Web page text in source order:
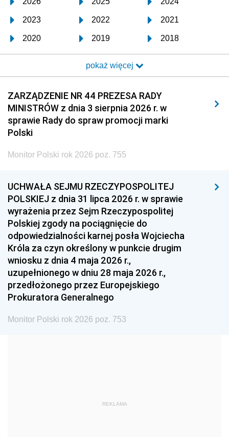
2023 2022 2021
2020 2019 2018
2017 2016 2015
2014 2013 2012
2011 2010 2009
2008 2007 2006
2005
1996 1995 1994
1993 1992 1991
1990 1989
1987 1986 1985
1984 1983
1981 1980 1979
1978 1977
1975 1974
1959
pokaż więcej
ZARZĄDZENIE NR 44 PREZESA RADY
MINISTRÓW z dnia 3 sierpnia 2026 r. w
sprawie Rady do spraw promocji marki
Polski
Monitor Polski rok 2026 poz. 755
UCHWAŁA SEJMU RZECZYPOSPOLITEJ
POLSKIEJ z dnia 31 lipca 2026 r. w sprawie
wyrażenia przez Sejm Rzeczypospolitej
Polskiej zgody na pociągnięcie do
odpowiedzialności karnej posła Wojciecha
Króla za czyn określony w punkcie drugim
wniosku z dnia 4 maja 2026 r.,
uzupełnionego w dniu 28 maja 2026 r.,
przedłożonego przez Europejskiego
Prokuratora Generalnego
Monitor Polski rok 2026 poz. 753
REKLAMA